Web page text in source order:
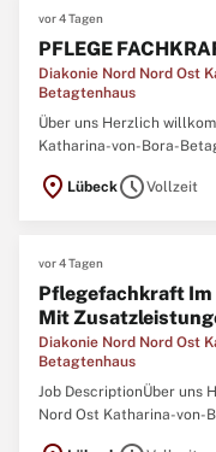
vor 4 Tagen
PFLEGE
Diakonie Nord Nord Ost
Betagtenhaus
Über uns Herzlich
Katharina-von-Bora-
Einrichtung haben wir
erkrankter Menschen
location_on LübeckscheduleVollzeit
vor 4 Tagen
Pflegefachkraft Im
Mit
Diakonie Nord Nord Ost
Betagtenhaus
Job DescriptionÜber uns
Nord Ost Katharina-von-
eröffneten Einrichtung